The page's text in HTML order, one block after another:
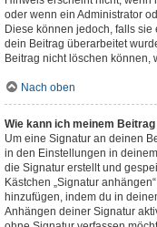
oder wenn ein Administrator
Diese können jedoch, falls
dein Beitrag überarbeitet
Beitrag nicht löschen können,
Nach oben
Wie kann ich meinem
Um eine Signatur an deinen
in den Einstellungen in
die Signatur erstellt und
Kästchen „Signatur
hinzufügen, indem du in
Anhängen deiner Signatur